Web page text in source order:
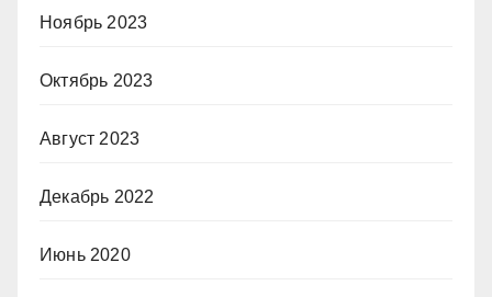
Ноябрь 2023
Октябрь 2023
Август 2023
Декабрь 2022
Июнь 2020